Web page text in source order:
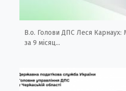
В.о. Голови ДПС Леся Карнаух:
за 9 місяц...